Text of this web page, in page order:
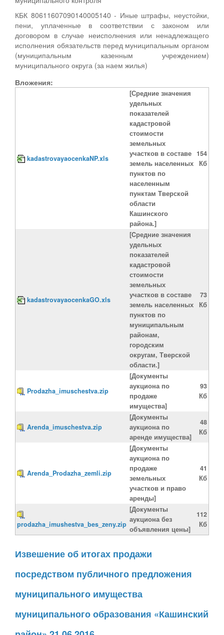
КБК 80611607090140005140 - Иные штрафы, неустойки,
пени, уплаченные в соответствии с законом или
договором в случае неисполнения или ненадлежащего
исполнения обязательств перед муниципальным органом
(муниципальным казенным учреждением)
муниципального округа (за наем жилья)
Вложения:
kadastrovayaocenkaNP.xls
[Средние значения
удельных
показателей
кадастровой
стоимости
земельных
участков в составе
земель населенных
пунктов по
населенным
пунктам Тверской
области
Кашинского
района.]
154
Кб
kadastrovayaocenkaGO.xls
[Cредние значения
удельных
показателей
кадастровой
стоимости
земельных
участков в составе
земель населенных
пунктов по
муниципальным
районам,
городским
округам, Тверской
области.]
73
Кб
Prodazha_imuschestva.zip
[Документы
аукциона по
продаже
имущества]
93
Кб
Arenda_imuschestva.zip
[Документы
аукциона по
аренде имущества]
48
Кб
Arenda_Prodazha_zemli.zip
[Документы
аукциона по
продаже
земельных
участков и право
аренды]
41
Кб
prodazha_imushestva_bes_zeny.zip
[Документы
аукциона без
объявления цены]
112
Кб
Извешение об итогах продажи
посредством публичного предложения
муниципального имущества
муниципального образования «Кашинский